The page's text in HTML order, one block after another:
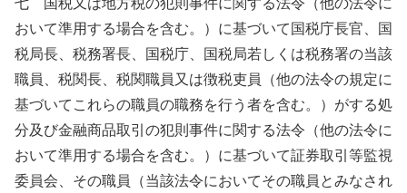
七 国税又は地方税の犯則事件に関する法令（他の法令に
おいて準用する場合を含む。）に基づいて国税庁長官、国
税局長、税務署長、国税庁、国税局若しくは税務署の当該
職員、税関長、税関職員又は徴税吏員（他の法令の規定に
基づいてこれらの職員の職務を行う者を含む。）がする処
分及び金融商品取引の犯則事件に関する法令（他の法令に
おいて準用する場合を含む。）に基づいて証券取引等監視
委員会、その職員（当該法令においてその職員とみなされ